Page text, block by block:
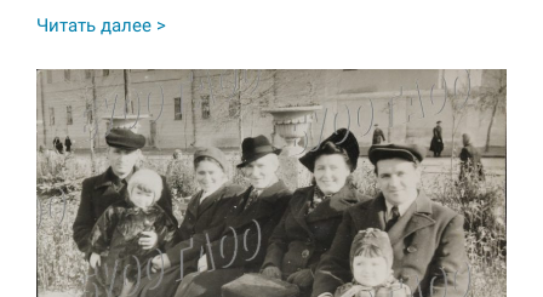
Читать далее >